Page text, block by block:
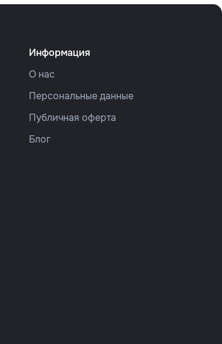
Информация
О нас
Персональные данные
Публичная оферта
Блог